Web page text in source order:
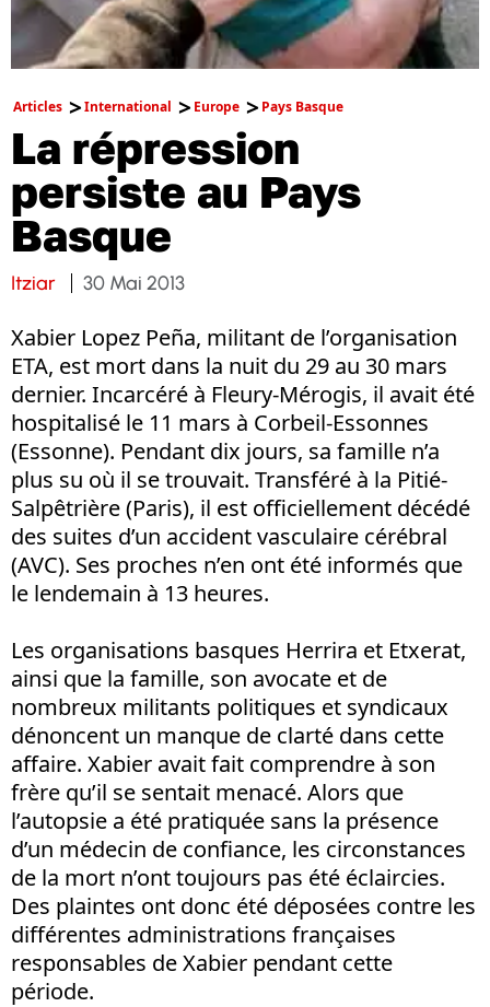
Articles International Europe Pays Basque
La répression
persiste au Pays
Basque
Itziar 30 Mai 2013
Xabier Lopez Peña, militant de l’organisation
ETA, est mort dans la nuit du 29 au 30 mars
dernier. Incarcéré à Fleury-Mérogis, il avait été
hospitalisé le 11 mars à Corbeil-Essonnes
(Essonne). Pendant dix jours, sa famille n’a
plus su où il se trouvait. Transféré à la Pitié-
Salpêtrière (Paris), il est officiellement décédé
des suites d’un accident vasculaire cérébral
(AVC). Ses proches n’en ont été informés que
le lendemain à 13 heures.
Les organisations basques Herrira et Etxerat,
ainsi que la famille, son avocate et de
nombreux militants politiques et syndicaux
dénoncent un manque de clarté dans cette
affaire. Xabier avait fait comprendre à son
frère qu’il se sentait menacé. Alors que
l’autopsie a été pratiquée sans la présence
d’un médecin de confiance, les circonstances
de la mort n’ont toujours pas été éclaircies.
Des plaintes ont donc été déposées contre les
différentes administrations françaises
responsables de Xabier pendant cette
période.